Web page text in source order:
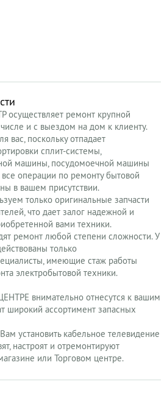
ремонт крупной
и с выездом на дом к клиенту.
вас, поскольку отпадает
сплит-системы,
машины, посудомоечной машины
операции по ремонту бытовой
в вашем присутствии.
только оригинальные запчасти
что дает залог надежной и
вами техники.
ремонт любой степени сложности. У
только
имеющие стаж работы
электробытовой техники.
внимательно отнесутся к вашим
широкий ассортимент запасных
установить кабельное телевидение
настроят и отремонтируют
или Торговом центре.